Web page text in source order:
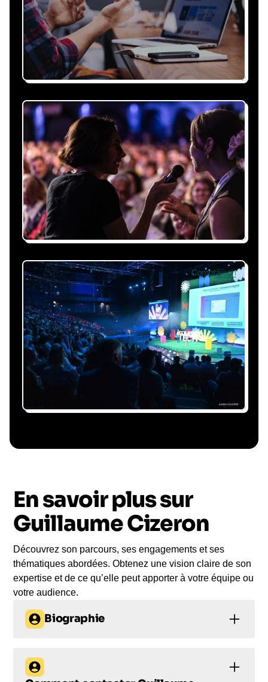
Recevez une proposition
sous 24h
Expliquez-nous vos besoins, on vous répond
sous 24h avec une proposition
personnalisée, claire et adaptée à votre
événement et à vos contraintes.
Nous nous occupons de
tout
Gestion du planning, échanges avec le
conférencier, coordination logistique : vous
êtes accompagné à chaque étape, sans perte
de temps ni complication.
Le conférencier vient à
Le jour de la conférence, l’intervenant se
rend sur votre évènement pour une prise de
parole impactante, engageante et sur-mesure
pour votre audience.
En savoir plus sur
Guillaume Cizeron
Découvrez son parcours, ses engagements et ses
thématiques abordées. Obtenez une vision claire de son
expertise et de ce qu’elle peut apporter à votre équipe ou
votre audience.
Biographie
L'art de la performance